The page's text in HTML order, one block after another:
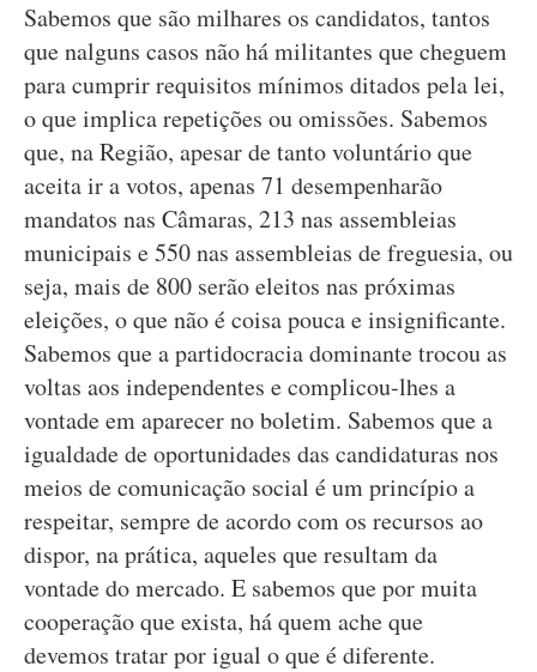
Sabemos que são milhares os candidatos, tantos
que nalguns casos não há militantes que cheguem
para cumprir requisitos mínimos ditados pela lei,
o que implica repetições ou omissões. Sabemos
que, na Região, apesar de tanto voluntário que
aceita ir a votos, apenas 71 desempenharão
mandatos nas Câmaras, 213 nas assembleias
municipais e 550 nas assembleias de freguesia, ou
seja, mais de 800 serão eleitos nas próximas
eleições, o que não é coisa pouca e insignificante.
Sabemos que a partidocracia dominante trocou as
voltas aos independentes e complicou-lhes a
vontade em aparecer no boletim. Sabemos que a
igualdade de oportunidades das candidaturas nos
meios de comunicação social é um princípio a
respeitar, sempre de acordo com os recursos ao
dispor, na prática, aqueles que resultam da
vontade do mercado. E sabemos que por muita
cooperação que exista, há quem ache que
devemos tratar por igual o que é diferente.